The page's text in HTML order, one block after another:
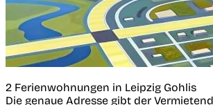
2 Ferienwohnungen in Leipzig Gohlis
Die genaue Adresse gibt der